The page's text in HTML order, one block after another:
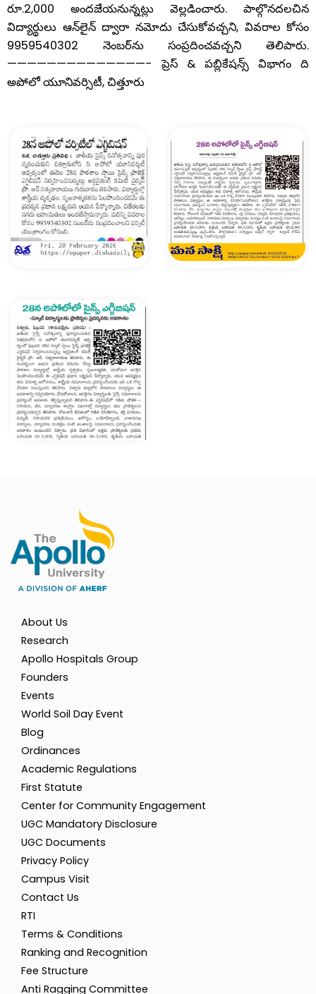
రూ.2,000 అందజేయనున్నట్లు వెల్లడించారు.
పాల్గొనదలచిన
విద్యార్థులు ఆన్లైన్ ద్వారా నమోదు చేసుకోవచ్చని, వివరాల కోసం
9959540302 నెంబర్ను సంప్రదించవచ్చని తెలిపారు.
——————————————-ప్రెస్ & పబ్లికేషన్స్ విభాగం
ది
అపోలో యూనివర్సిటీ, చిత్తూరు
About Us
Research
Apollo Hospitals Group
Founders
Events
World Soil Day Event
Blog
Ordinances
Academic Regulations
First Statute
Center for Community Engagement
UGC Mandatory Disclosure
UGC Documents
Privacy Policy
Campus Visit
Contact Us
RTI
Terms & Conditions
Ranking and Recognition
Fee Structure
Anti Ragging Committee